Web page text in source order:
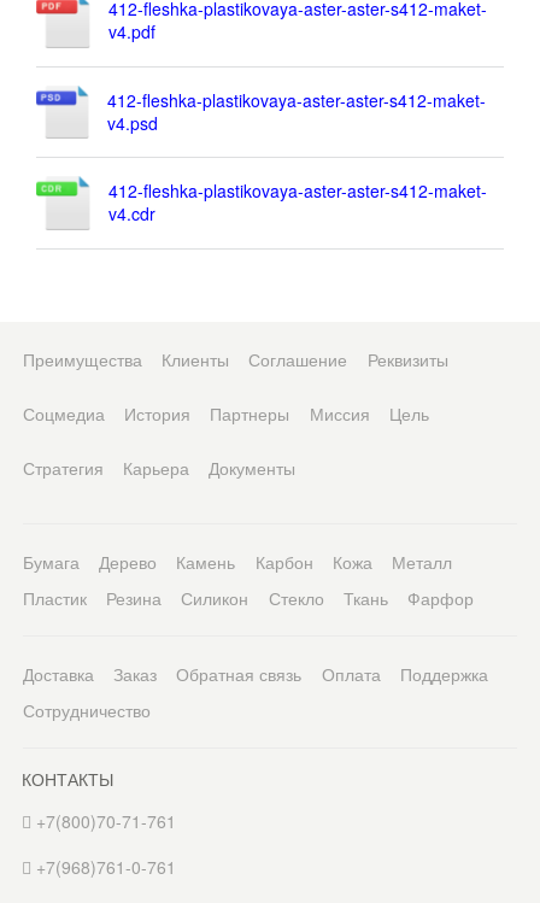
412-fleshka-plastikovaya-aster-aster-s412-maket-
v4.pdf
412-fleshka-plastikovaya-aster-aster-s412-maket-
v4.psd
412-fleshka-plastikovaya-aster-aster-s412-maket-
v4.cdr
Преимущества Клиенты Соглашение Реквизиты
Соцмедиа История Партнеры Миссия Цель
Стратегия Карьера Документы
Бумага Дерево Камень Карбон Кожа
Металл
Пластик
Резина Силикон Стекло Ткань Фарфор
Доставка Заказ Обратная связь Оплата
Поддержка
Сотрудничество
КОНТАКТЫ
+7(800)70-71-761
+7(968)761-0-761